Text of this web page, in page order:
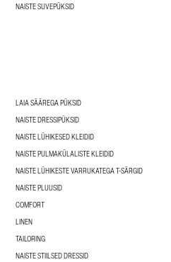
NAISTE SUVEPÜKSID
LAIA SÄÄREGA PÜKSID
NAISTE DRESSIPÜKSID
NAISTE LÜHIKESED KLEIDID
NAISTE PULMAKÜLALISTE KLEIDID
NAISTE LÜHIKESTE VARRUKATEGA T-SÄRGID
NAISTE PLUUSID
COMFORT
LINEN
TAILORING
NAISTE STIILSED DRESSID